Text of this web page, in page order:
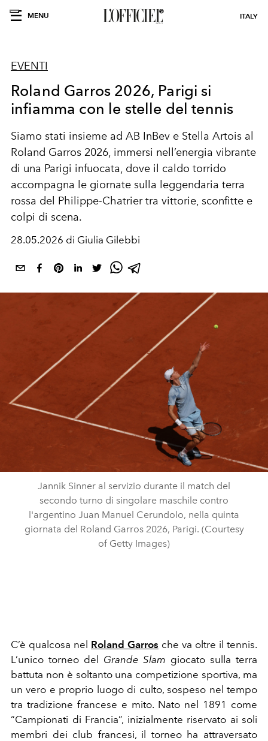
MENU ITALY
EVENTI
Roland Garros 2026, Parigi si
infiamma con le stelle del tennis
Siamo stati insieme ad AB InBev e Stella Artois al
Roland Garros 2026, immersi nell’energia vibrante
di una Parigi infuocata, dove il caldo torrido
accompagna le giornate sulla leggendaria terra
rossa del Philippe-Chatrier tra vittorie, sconfitte e
colpi di scena.
28.05.2026 di Giulia Gilebbi
Jannik Sinner al servizio durante il match del
secondo turno di singolare maschile contro
l'argentino Juan Manuel Cerundolo, nella quinta
giornata del Roland Garros 2026, Parigi. (Courtesy
of Getty Images)
C’è qualcosa nel Roland Garros che va oltre il tennis.
L’unico torneo del Grande Slam giocato sulla terra
battuta non è soltanto una competizione sportiva, ma
un vero e proprio luogo di culto, sospeso nel tempo
tra tradizione francese e mito. Nato nel 1891 come
“Campionati di Francia”, inizialmente riservato ai soli
membri dei club francesi, il torneo ha attraversato